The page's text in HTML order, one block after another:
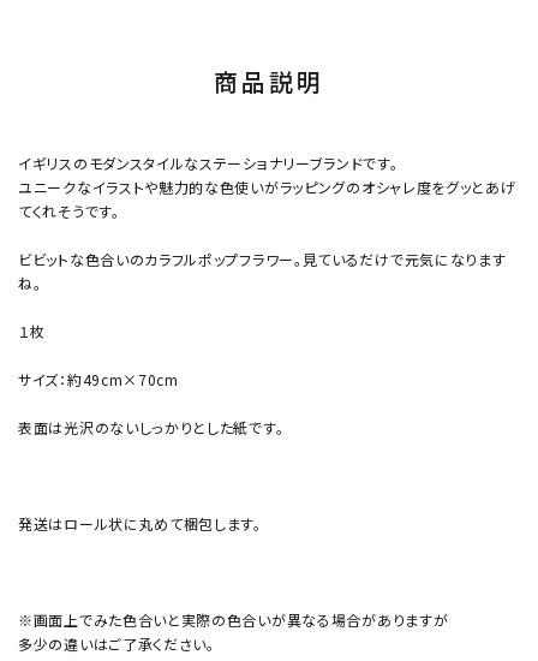
商品説明
イギリスのモダンスタイルなステーショナリーブランドです。
ユニークなイラストや魅力的な色使いがラッピングのオシャレ度をグッとあげ
てくれそうです。
ビビットな色合いのカラフルポップフラワー。見ているだけで元気になります
ね。
１枚
サイズ：約49cm×70cm
表面は光沢のないしっかりとした紙です。
発送はロール状に丸めて梱包します。
※画面上でみた色合いと実際の色合いが異なる場合がありますが
多少の違いはご了承ください。